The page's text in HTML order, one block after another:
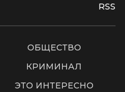
RSS
ОБЩЕСТВО
КРИМИНАЛ
ЭТО ИНТЕРЕСНО